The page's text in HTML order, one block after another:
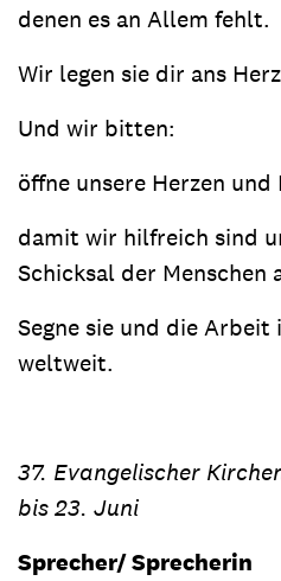
denen es an Allem fehlt.
Wir legen sie dir ans
Und wir bitten:
öffne unsere Herzen und
damit wir hilfreich sind
Schicksal der Menschen
Segne sie und die
weltweit.
37. Evangelischer
bis 23. Juni
Sprecher/ Sprecherin